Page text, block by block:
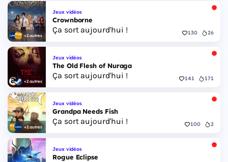
+2 autres
Jeux vidéos
Crownborne
Ça sort aujourd'hui ! 130 26
+2 autres
Jeux vidéos
The Old Flesh of Nuraga
Ça sort aujourd'hui ! 141 171
+2 autres
Jeux vidéos
Grandpa Needs Fish
Ça sort aujourd'hui ! 100 2
Jeux vidéos
Rogue Eclipse